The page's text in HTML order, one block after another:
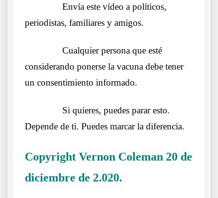
Envía este vídeo a políticos,
periodistas, familiares y amigos.
Cualquier persona que esté
considerando ponerse la vacuna debe tener
un consentimiento informado.
Si quieres, puedes parar esto.
Depende de ti. Puedes marcar la diferencia.
Copyright Vernon Coleman 20 de
diciembre de 2.020.